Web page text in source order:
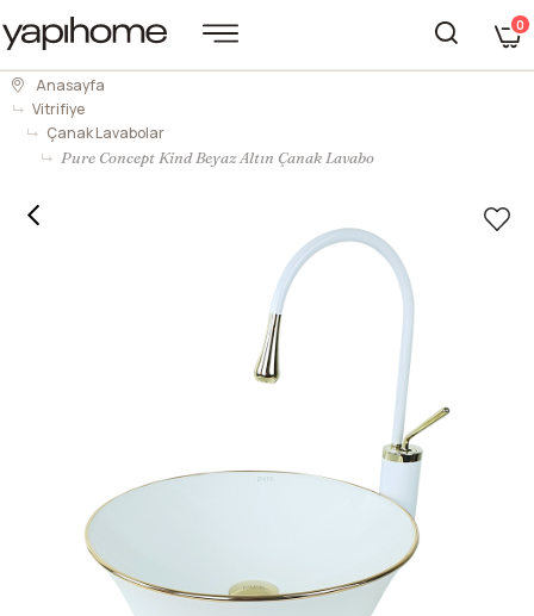
0
Anasayfa
Vitrifiye
Çanak Lavabolar
Pure Concept Kind Beyaz Altın Çanak Lavabo